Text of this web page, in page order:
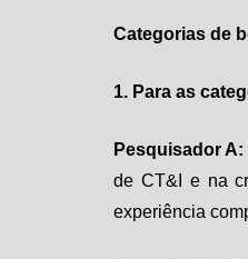
Categorias de
1. Para as
Pesquisador A:
de CT&I e na
experiência